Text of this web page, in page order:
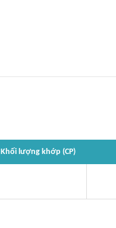
Khối lượng khớp (CP)